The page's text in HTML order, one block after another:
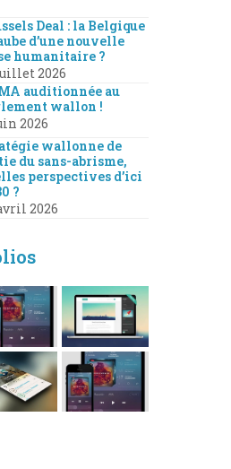
Deal : la Belgique
d’une nouvelle
humanitaire ?
2026
auditionnée au
wallon !
2026
wallonne de
du sans-abrisme,
perspectives d’ici
?
2026